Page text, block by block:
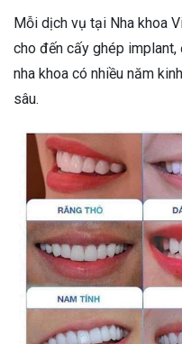
Mỗi dịch vụ tại Nha khoa
cho đến cấy ghép
nha khoa có nhiều năm
sâu.